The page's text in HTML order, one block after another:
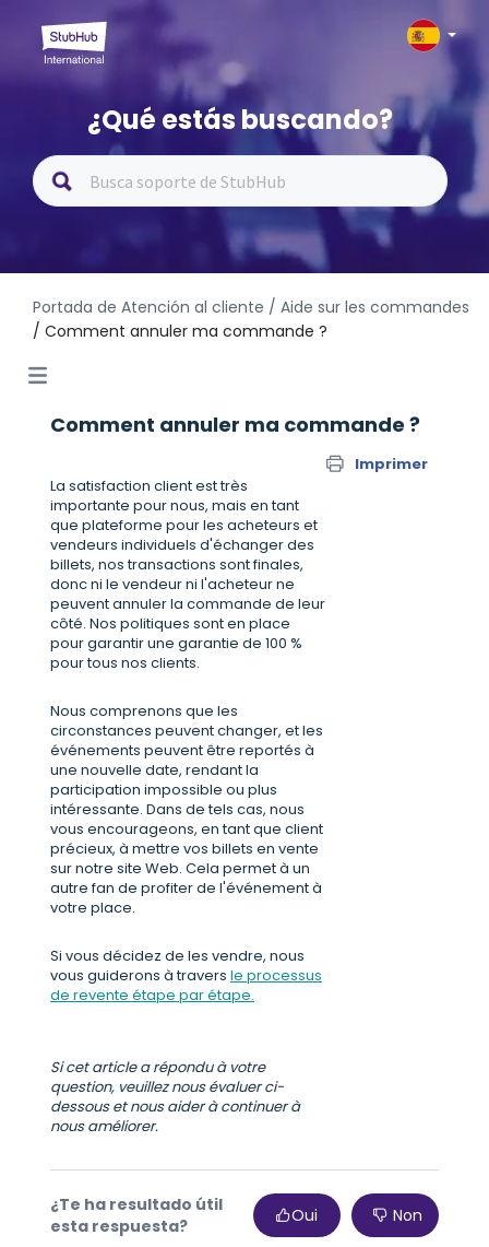
¿Qué estás buscando?
Portada de Atención al cliente / Aide sur les commandes
/ Comment annuler ma commande ?
Comment annuler ma commande ?
Imprimer
La satisfaction client est très
importante pour nous, mais en tant
que plateforme pour les acheteurs et
vendeurs individuels d'échanger des
billets, nos transactions sont finales,
donc ni le vendeur ni l'acheteur ne
peuvent annuler la commande de leur
côté. Nos politiques sont en place
pour garantir une garantie de 100 %
pour tous nos clients.
Nous comprenons que les
circonstances peuvent changer, et les
événements peuvent être reportés à
une nouvelle date, rendant la
participation impossible ou plus
intéressante. Dans de tels cas, nous
vous encourageons, en tant que client
précieux, à mettre vos billets en vente
sur notre site Web. Cela permet à un
autre fan de profiter de l'événement à
votre place.
Si vous décidez de les vendre, nous
vous guiderons à travers le processus
de revente étape par étape.
Si cet article a répondu à votre
question, veuillez nous évaluer ci-
dessous et nous aider à continuer à
nous améliorer.
¿Te ha resultado útil
esta respuesta?
Oui Non